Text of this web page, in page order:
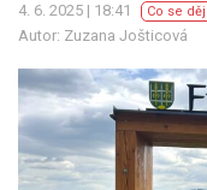
4. 6. 2025 | 18:41 Co se
Autor: Zuzana Jošticová